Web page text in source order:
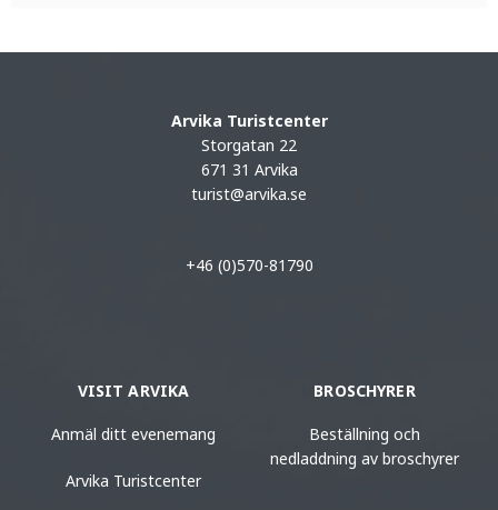
Arvika Turistcenter
Storgatan 22
671 31 Arvika
turist@arvika.se
+46 (0)570-81790
VISIT ARVIKA
Anmäl ditt evenemang
Arvika Turistcenter
BROSCHYRER
Beställning och
nedladdning av broschyrer